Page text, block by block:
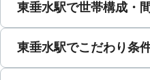
東垂水駅で世帯構成・
東垂水駅でこだわり条